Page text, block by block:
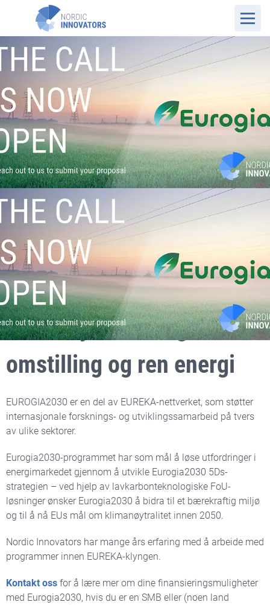
NO Website
Tilskuddsordninger
EUROGIA 2030
Søk Eurogia2030 for
innovasjon innen grønn
omstilling og ren energi
EUROGIA2030 er en del av EUREKA-nettverket, som støtter
internasjonale forsknings- og utviklingssamarbeid på tvers
av ulike sektorer.
Eurogia2030-programmet har som mål å løse utfordringer i
energimarkedet gjennom å utvikle Eurogia2030 5Ds-
strategien – ved hjelp av lavkarbonteknologiske FoU-
løsninger ønsker Eurogia2030 å bidra til et bærekraftig miljø
og til å nå EUs mål om klimanøytralitet innen 2050.
Nordic Innovators har mange års erfaring med å arbeide med
programmer innen EUREKA-klyngen.
Kontakt oss for å lære mer om dine finansieringsmuligheter
med Eurogia2030, hvis du er en SMB eller (noen land